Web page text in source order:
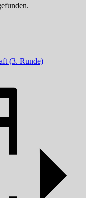
(3. Runde)